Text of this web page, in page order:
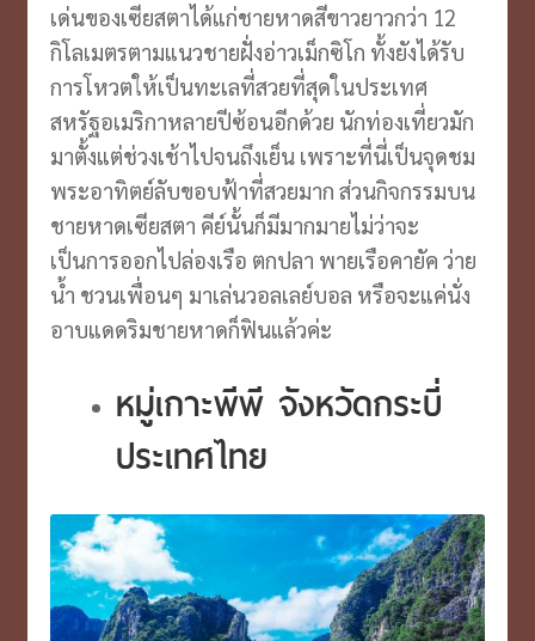
เด่นของเซียสตาได้แก่ชายหาดสีขาวยาวกว่า 12
กิโลเมตรตามแนวชายฝั่งอ่าวเม็กซิโก ทั้งยังได้รับ
การโหวตให้เป็นทะเลที่สวยที่สุดในประเทศ
สหรัฐอเมริกาหลายปีซ้อนอีกด้วย นักท่องเที่ยวมัก
มาตั้งแต่ช่วงเช้าไปจนถึงเย็น เพราะที่นี่เป็นจุดชม
พระอาทิตย์ลับขอบฟ้าที่สวยมาก ส่วนกิจกรรมบน
ชายหาดเซียสตา คีย์นั้นก็มีมากมายไม่ว่าจะ
เป็นการออกไปล่องเรือ ตกปลา พายเรือคายัค ว่าย
น้ำ ชวนเพื่อนๆ มาเล่นวอลเลย์บอล หรือจะแค่นั่ง
อาบแดดริมชายหาดก็ฟินแล้วค่ะ
หมู่เกาะพีพี จังหวัดกระบี่
ประเทศไทย